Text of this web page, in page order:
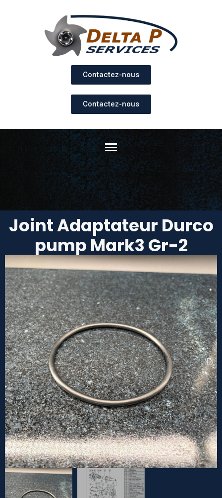
Contactez-nous
Contactez-nous
Joint Adaptateur Durco
pump Mark3 Gr-2